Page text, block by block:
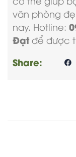
văn phòng
nay. Hotline:
Đạt để được
Share: